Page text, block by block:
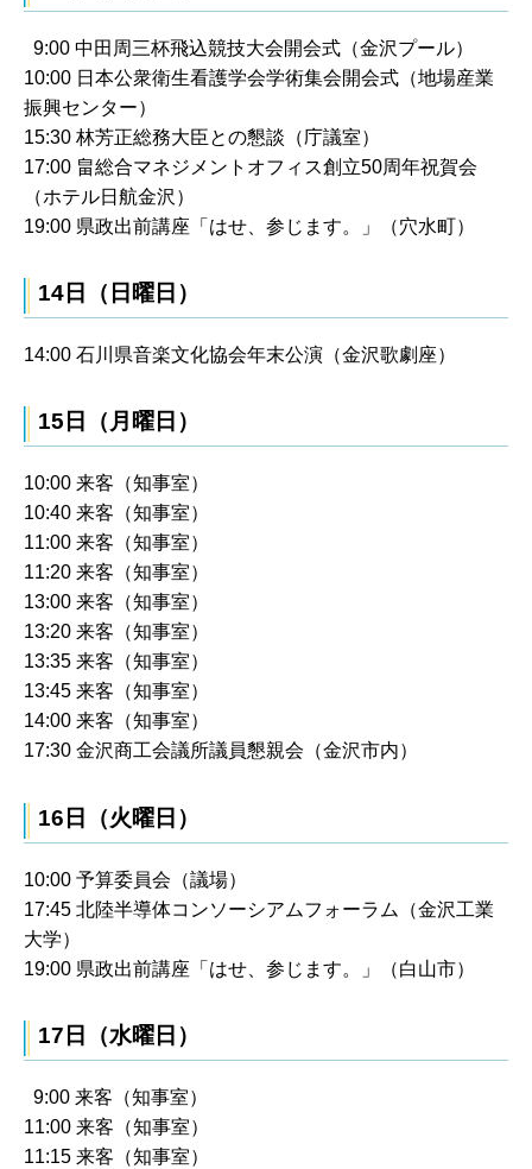
9:00 中田周三杯飛込競技大会開会式（金沢プール）
10:00 日本公衆衛生看護学会学術集会開会式（地場産業
振興センター）
15:30 林芳正総務大臣との懇談（庁議室）
17:00 畠総合マネジメントオフィス創立50周年祝賀会
（ホテル日航金沢）
19:00 県政出前講座「はせ、参じます。」（穴水町）
14日（日曜日）
14:00 石川県音楽文化協会年末公演（金沢歌劇座）
15日（月曜日）
10:00 来客（知事室）
10:40 来客（知事室）
11:00 来客（知事室）
11:20 来客（知事室）
13:00 来客（知事室）
13:20 来客（知事室）
13:35 来客（知事室）
13:45 来客（知事室）
14:00 来客（知事室）
17:30 金沢商工会議所議員懇親会（金沢市内）
16日（火曜日）
10:00 予算委員会（議場）
17:45 北陸半導体コンソーシアムフォーラム（金沢工業
大学）
19:00 県政出前講座「はせ、参じます。」（白山市）
17日（水曜日）
9:00 来客（知事室）
11:00 来客（知事室）
11:15 来客（知事室）